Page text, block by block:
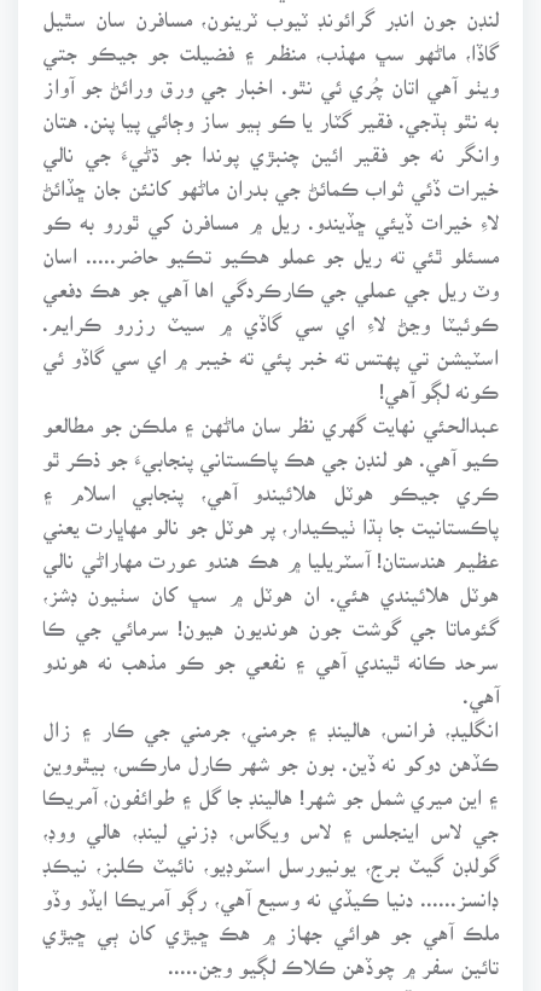
لنڊن جون انڊر گرائونڊ ٽيوب ٽرينون، مسافرن سان سٿيل
گاڏا، ماڻهو سڀ مهذب، منظم ۽ فضيلت جو جيڪو جتي
ويٺو آهي اتان چُري ئي نٿو. اخبار جي ورق ورائڻ جو آواز
به نٿو ٻڌجي. فقير گٽار يا ڪو ٻيو ساز وڄائي پيا پنن. هتان
وانگر نه جو فقير ائين چنبڙي پوندا جو ڌڻيءَ جي نالي
خيرات ڏئي ثواب ڪمائڻ جي بدران ماڻهو کانئن جان ڇڏائڻ
لاءِ خيرات ڏيئي ڇڏيندو. ريل ۾ مسافرن کي ٿورو به ڪو
مسئلو ٿئي ته ريل جو عملو هڪيو تڪيو حاضر..... اسان
وٽ ريل جي عملي جي ڪارڪردگي اها آهي جو هڪ دفعي
ڪوئيٽا وڃڻ لاءِ اي سي گاڏي ۾ سيٽ رزرو ڪرايم.
اسٽيشن تي پهتس ته خبر پئي ته خيبر ۾ اي سي گاڏو ئي
ڪونه لڳو آهي!
عبدالحئي نهايت گهري نظر سان ماڻهن ۽ ملڪن جو مطالعو
ڪيو آهي. هو لنڊن جي هڪ پاڪستاني پنجابيءَ جو ذڪر ٿو
ڪري جيڪو هوٽل هلائيندو آهي، پنجابي اسلام ۽
پاڪستانيت جا ٻڌا ٺيڪيدار، پر هوٽل جو نالو مهاڀارت يعني
عظيم هندستان! آسٽريليا ۾ هڪ هندو عورت مهاراڻي نالي
هوٽل هلائيندي هئي. ان هوٽل ۾ سڀ کان سٺيون ڊشز،
گئوماتا جي گوشت جون هونديون هيون! سرمائي جي ڪا
سرحد ڪانه ٿيندي آهي ۽ نفعي جو ڪو مذهب نه هوندو
آهي.
انگليڊ، فرانس، هالينڊ ۽ جرمني، جرمني جي ڪار ۽ زال
ڪڏهن دوکو نه ڏين. بون جو شهر ڪارل مارڪس، بيٿووين
۽ اين ميري شمل جو شهر! هالينڊ جا گل ۽ طوائفون، آمريڪا
جي لاس اينجلس ۽ لاس ويگاس، ڊزني لينڊ، هالي ووڊ،
گولڊن گيٽ برج، يونيورسل اسٽوڊيو، نائيٽ ڪلبز، نيڪڊ
ڊانسز...... دنيا ڪيڏي نه وسيع آهي، رڳو آمريڪا ايڏو وڏو
ملڪ آهي جو هوائي جهاز ۾ هڪ ڇيڙي کان ٻي ڇيڙي
تائين سفر ۾ چوڏهن ڪلاڪ لڳيو وڃن.....